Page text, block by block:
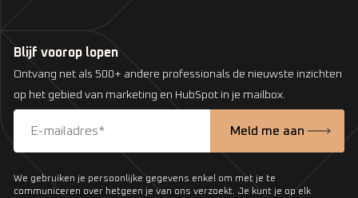
Blijf voorop lopen
Ontvang net als 500+ andere professionals de nieuwste inzichten
op het gebied van marketing en HubSpot in je mailbox.
We gebruiken je persoonlijke gegevens enkel om met je te
communiceren over hetgeen je van ons verzoekt. Je kunt je op elk